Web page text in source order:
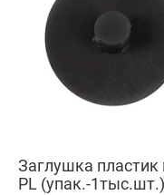
Заглушка пластик
PL (упак.-1тыс.шт.)